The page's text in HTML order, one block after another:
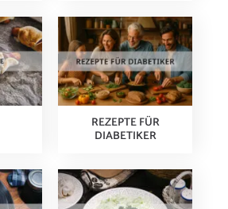
REZEPTE FÜR
DIABETIKER